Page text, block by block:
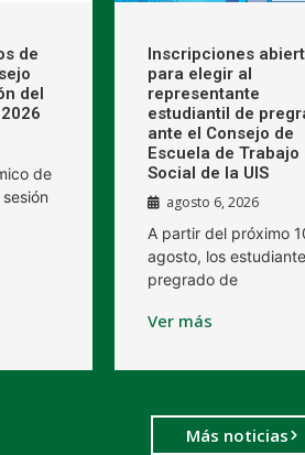
de
del
de
Inscripciones
para elegir al
representante
estudiantil de
ante el Consejo de
Escuela de Trabajo
Social de la UIS
agosto 6, 2026
A partir del próximo
agosto, los
pregrado de
Ver más
Más noticias